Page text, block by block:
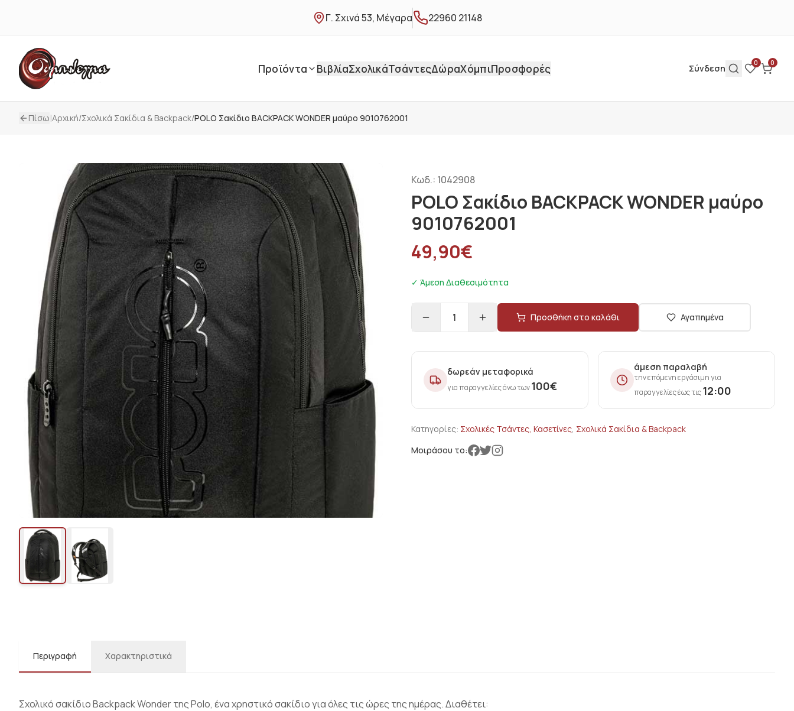
Γ. Σχινά 53, Μέγαρα 22960 21148
Προϊόντα ΒιβλίαΣχολικάΤσάντεςΔώραΧόμπιΠροσφορές Σύνδεση
0 0
Πίσω|Αρχική/Σxολικά Σακίδια & Backpack/POLO Σακίδιο BACKPACK WONDER μαύρο 9010762001
Κωδ.: 1042908
POLO Σακίδιο BACKPACK WONDER μαύρο
9010762001
49,90€
✓ Άμεση Διαθεσιμότητα
1 Προσθήκη στο καλάθι Αγαπημένα
δωρεάν μεταφορικά
για παραγγελίες άνω των100€
άμεση παραλαβή
την επόμενη εργάσιμη για
παραγγελίες έως τις12:00
Κατηγορίες: Σχολικές Τσάντες, Κασετίνες, Σxολικά Σακίδια & Backpack
Μοιράσου το:
Περιγραφή Χαρακτηριστικά
Σχολικό σακίδιο Backpack Wonder της Polo, ένα χρηστικό σακίδιο για όλες τις ώρες της ημέρας. Διαθέτει: